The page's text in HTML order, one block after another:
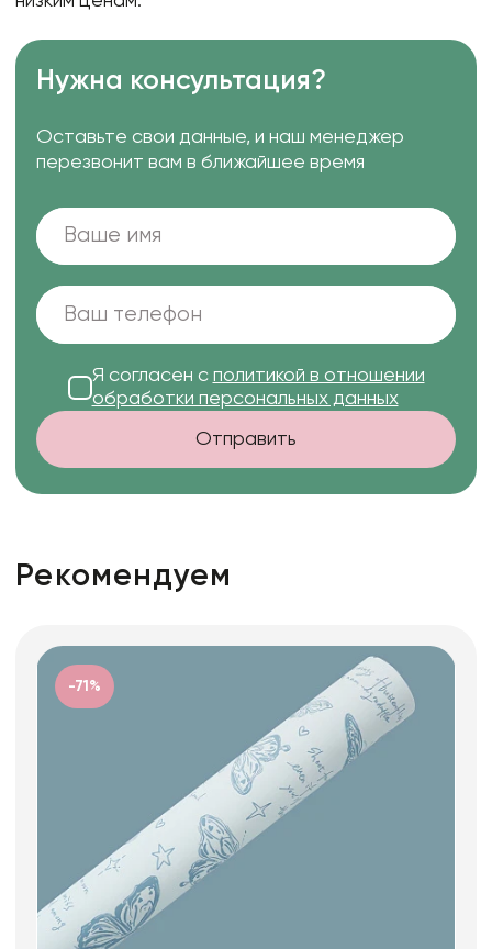
Нужна консультация?
Оставьте свои данные, и наш менеджер
перезвонит вам в ближайшее время
Я согласен с политикой в отношении
обработки персональных данных
Отправить
Рекомендуем
-71%